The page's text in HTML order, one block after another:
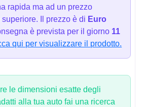
rapida ma ad un prezzo
superiore. Il prezzo è di Euro
è prevista per il giorno 11
qui per visualizzare il prodotto.
le dimensioni esatte degli
alla tua auto fai una ricerca